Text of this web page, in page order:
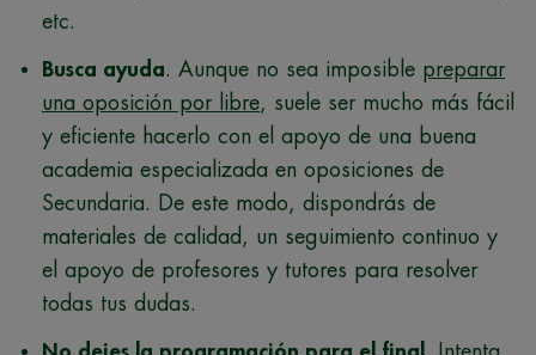
etc.
Busca ayuda. Aunque no sea imposible preparar
una oposición por libre, suele ser mucho más fácil
y eficiente hacerlo con el apoyo de una buena
academia especializada en oposiciones de
Secundaria. De este modo, dispondrás de
materiales de calidad, un seguimiento continuo y
el apoyo de profesores y tutores para resolver
todas tus dudas.